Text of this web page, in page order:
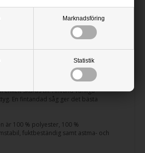
Marknadsföring
Statistik
på 9 mm polyesterabsorbent, varav
återvunna plastflaskor. Ovanpå den 9 mm
MDF-lameller. Lamellerna är ca. 1,1 cm
med ett avstånd på 1,4 cm mellan varje
gjorda av MDF med melamin på framsidan
ger en snygg slät look med lite glans mot
finns under information.
enkelt skäras till. Använd vanliga
En fintandad såg ger det bästa
är 100 % polyester, 100 %
fuktbeständig samt astma- och